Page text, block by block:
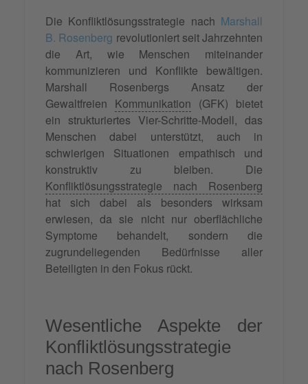
Die Konfliktlösungsstrategie nach Marshall
B. Rosenberg revolutioniert seit Jahrzehnten
die Art, wie Menschen miteinander
kommunizieren und Konflikte bewältigen.
Marshall Rosenbergs Ansatz der
Gewaltfreien Kommunikation (GFK) bietet
ein strukturiertes Vier-Schritte-Modell, das
Menschen dabei unterstützt, auch in
schwierigen Situationen empathisch und
konstruktiv zu bleiben. Die
Konfliktlösungsstrategie nach Rosenberg
hat sich dabei als besonders wirksam
erwiesen, da sie nicht nur oberflächliche
Symptome behandelt, sondern die
zugrundeliegenden Bedürfnisse aller
Beteiligten in den Fokus rückt.
Wesentliche Aspekte der
Konfliktlösungsstrategie
nach Rosenberg